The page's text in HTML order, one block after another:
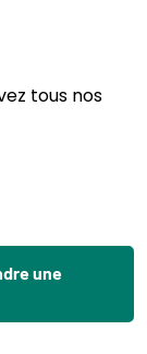
tous nos
une